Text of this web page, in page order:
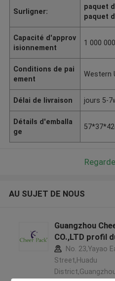
Surligner:
paquet
paquet
Capacité d'approv
isionnement
1 000
Conditions de pai
ement
Western
Délai de livraison jours 5-
Détails d'emballa
ge
AU SUJET DE NOUS
Guangzhou
CO.,LTD profil
No. 23,Yayao
Street,Huadu